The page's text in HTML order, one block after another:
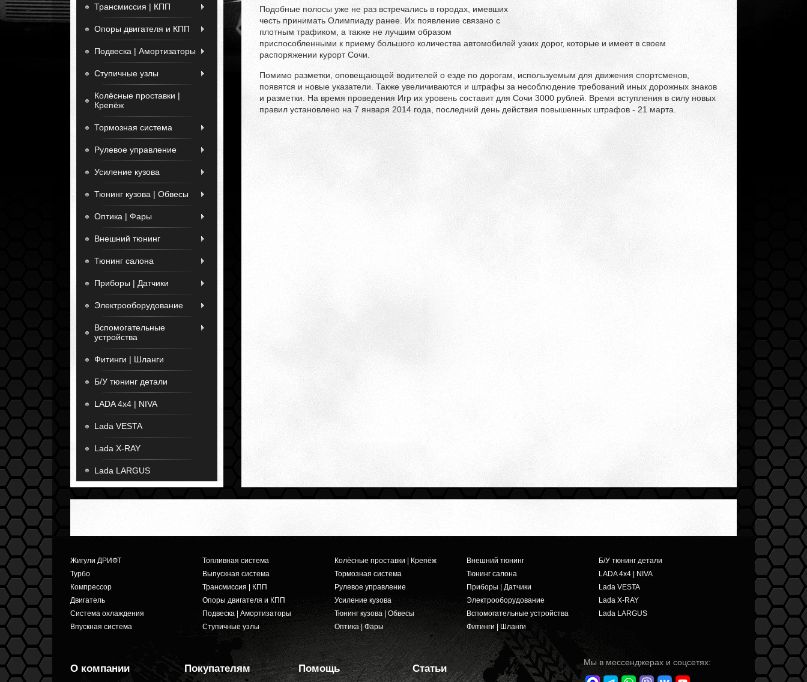
Трансмиссия | КПП
Опоры двигателя и КПП
Подвеска | Амортизаторы
Ступичные узлы
Колёсные проставки |
Крепёж
Тормозная система
Рулевое управление
Усиление кузова
Тюнинг кузова | Обвесы
Оптика | Фары
Внешний тюнинг
Тюнинг салона
Приборы | Датчики
Электрооборудование
Вспомогательные
устройства
Фитинги | Шланги
Б/У тюнинг детали
LADA 4x4 | NIVA
Lada VESTA
Lada X-RAY
Lada LARGUS
Подобные полосы уже не раз встречались в городах, имевших
честь принимать Олимпиаду ранее. Их появление связано с
плотным трафиком, а также не лучшим образом
приспособленными к приему большого количества автомобилей узких дорог, которые и имеет в своем
распоряжении курорт Сочи.
Помимо разметки, оповещающей водителей о езде по дорогам, используемым для движения спортсменов,
появятся и новые указатели. Также увеличиваются и штрафы за несоблюдение требований иных дорожных знаков
и разметки. На время проведения Игр их уровень составит для Сочи 3000 рублей. Время вступления в силу новых
правил установлено на 7 января 2014 года, последний день действия повышенных штрафов - 21 марта.
Жигули ДРИФТ
Турбо
Компрессор
Двигатель
Система охлаждения
Впускная система
Топливная система
Выпускная система
Трансмиссия | КПП
Опоры двигателя и КПП
Подвеска | Амортизаторы
Ступичные узлы
Колёсные проставки | Крепёж
Тормозная система
Рулевое управление
Усиление кузова
Тюнинг кузова | Обвесы
Оптика | Фары
Внешний тюнинг
Тюнинг салона
Приборы | Датчики
Электрооборудование
Вспомогательные устройства
Фитинги | Шланги
Б/У тюнинг детали
LADA 4x4 | NIVA
Lada VESTA
Lada X-RAY
Lada LARGUS
О компании Покупателям Помощь Статьи
Мы в мессенджерах и соцсетях: